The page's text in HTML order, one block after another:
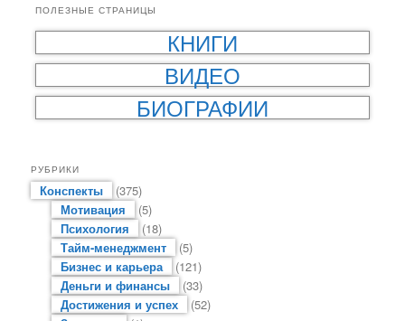
ПОЛЕЗНЫЕ СТРАНИЦЫ
КНИГИ
ВИДЕО
БИОГРАФИИ
РУБРИКИ
Конспекты
(375)
Мотивация
(5)
Психология
(18)
Тайм-менеджмент
(5)
Бизнес и карьера
(121)
Деньги и финансы
(33)
Достижения и успех
(52)